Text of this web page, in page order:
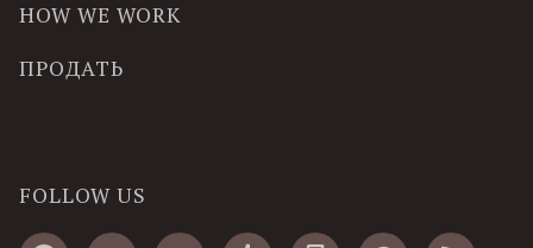
HOW WE WORK
ПРОДАТЬ
FOLLOW US